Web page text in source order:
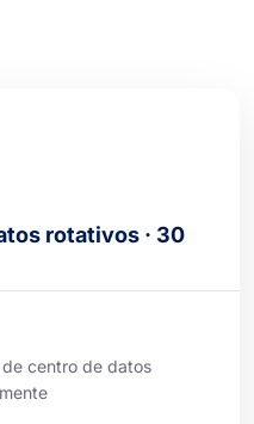
rotativos · 30
centro de datos